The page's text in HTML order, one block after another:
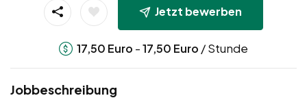
Jetzt bewerben
17,50 Euro -17,50 Euro / Stunde
Jobbeschreibung